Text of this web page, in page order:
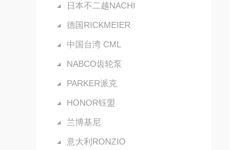
日本不二越NACHI
德国RICKMEIER
中国台湾 CML
NABCO齿轮泵
PARKER派克
HONOR钰盟
兰博基尼
意大利RONZIO